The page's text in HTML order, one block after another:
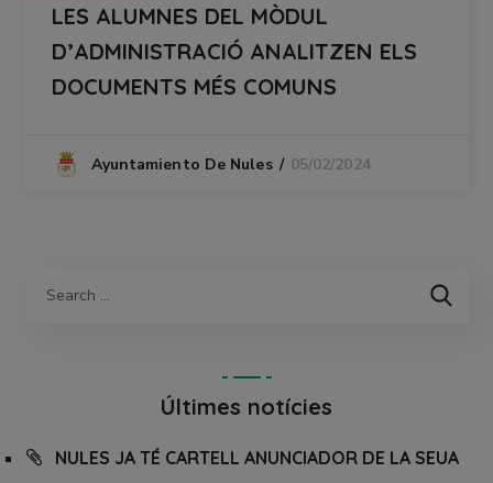
LES ALUMNES DEL MÒDUL
D’ADMINISTRACIÓ ANALITZEN ELS
DOCUMENTS MÉS COMUNS
Ayuntamiento De Nules 05/02/2024
Últimes notícies
NULES JA TÉ CARTELL ANUNCIADOR DE LA SEUA